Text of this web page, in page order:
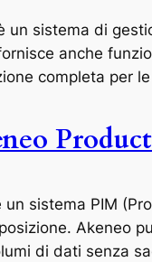
un sistema di
anche
completa per
un sistema PIM
Akeneo
di dati senza